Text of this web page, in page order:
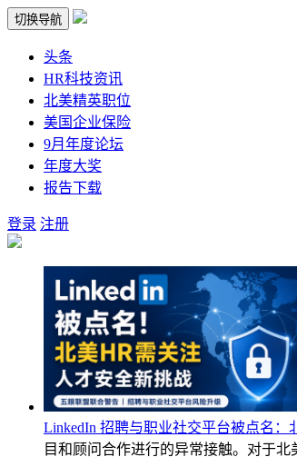
切换导航
头条
HR科技资讯
北美精英职位
美国企业保险
9月年度论坛
年度大奖
报告下载
登录 注册
LinkedIn 招聘与职业社交平台被点名
目和顾问合作进行的异常接触。对于